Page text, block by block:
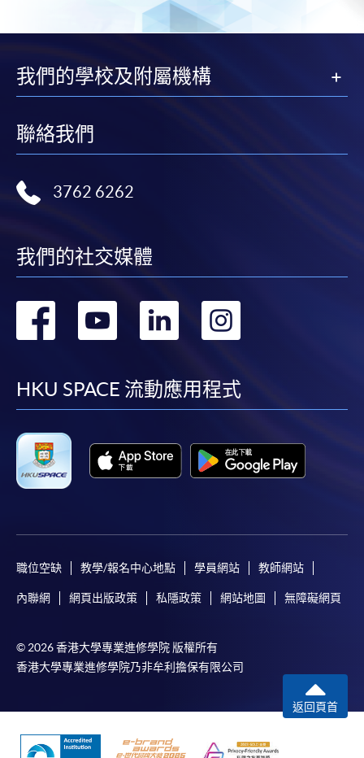
我們的學校及附屬機構
聯絡我們
3762 6262
我們的社交媒體
轉
facebook
轉
youtube
轉
linkedin
HKU SPACE 流動應用程式
職位空缺 教學/報名中心地點 學員網站 教師網站
內聯網 網頁出版政策 私隱政策 網站地圖 無障礙網頁
© 2026 香港大學專業進修學院 版權所有
香港大學專業進修學院乃非牟利擔保有限公司
返回頁首